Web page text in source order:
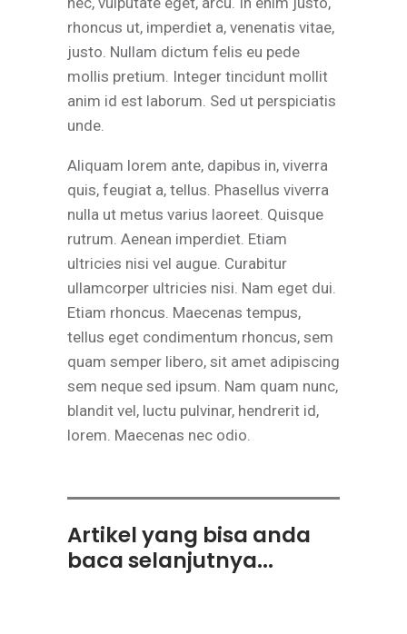
rhoncus ut, imperdiet a, venenatis vitae,
justo. Nullam dictum felis eu pede
mollis pretium. Integer tincidunt mollit
anim id est laborum. Sed ut perspiciatis
unde.
Aliquam lorem ante, dapibus in, viverra
quis, feugiat a, tellus. Phasellus viverra
nulla ut metus varius laoreet. Quisque
rutrum. Aenean imperdiet. Etiam
ultricies nisi vel augue. Curabitur
ullamcorper ultricies nisi. Nam eget dui.
Etiam rhoncus. Maecenas tempus,
tellus eget condimentum rhoncus, sem
quam semper libero, sit amet adipiscing
sem neque sed ipsum. Nam quam nunc,
blandit vel, luctu pulvinar, hendrerit id,
lorem. Maecenas nec odio.
Artikel yang bisa anda
baca selanjutnya...